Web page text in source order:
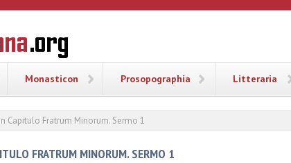
Monasticon Prosopographia Litteraria
Capitulo Fratrum Minorum. Sermo 1
FRATRUM MINORUM. SERMO 1